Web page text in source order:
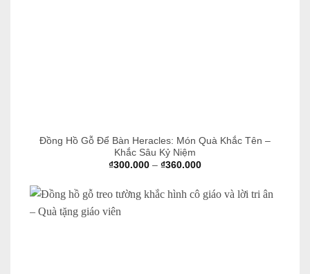
Đồng Hồ Gỗ Để Bàn Heracles: Món Quà Khắc Tên –
Khắc Sâu Kỷ Niệm
₫300.000 – ₫360.000Khoảng
₫300.000
đến